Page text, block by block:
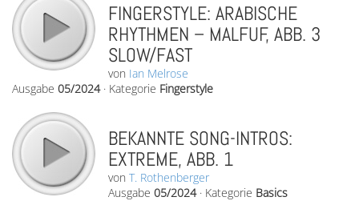
FINGERSTYLE: ARABISCHE
RHYTHMEN – MALFUF, ABB. 3
SLOW/FAST
von Ian Melrose
Ausgabe 05/2024· Kategorie Fingerstyle
BEKANNTE SONG-INTROS:
EXTREME, ABB. 1
von T. Rothenberger
Ausgabe 05/2024· Kategorie Basics